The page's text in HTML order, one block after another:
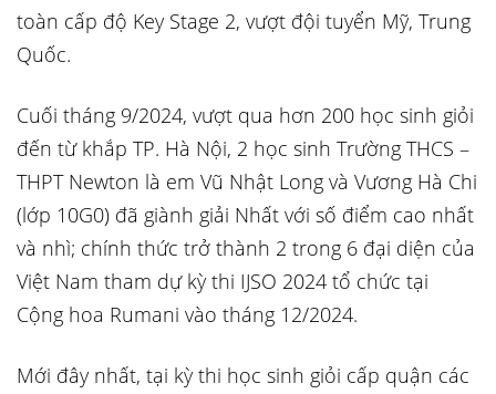
toàn cấp độ Key Stage 2, vượt đội tuyển Mỹ, Trung
Quốc.
Cuối tháng 9/2024, vượt qua hơn 200 học sinh giỏi
đến từ khắp TP. Hà Nội, 2 học sinh Trường THCS –
THPT Newton là em Vũ Nhật Long và Vương Hà Chi
(lớp 10G0) đã giành giải Nhất với số điểm cao nhất
và nhì; chính thức trở thành 2 trong 6 đại diện của
Việt Nam tham dự kỳ thi IJSO 2024 tổ chức tại
Cộng hoa Rumani vào tháng 12/2024.
Mới đây nhất, tại kỳ thi học sinh giỏi cấp quận các